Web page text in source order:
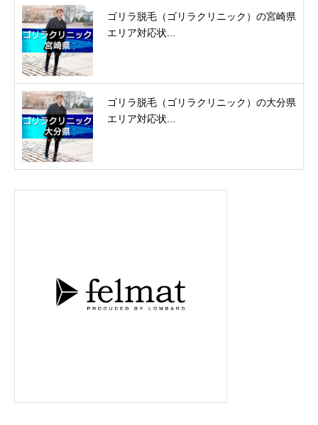
ゴリラ脱毛（ゴリラクリニック）の宮崎県
エリア対応状...
ゴリラ脱毛（ゴリラクリニック）の大分県
エリア対応状...